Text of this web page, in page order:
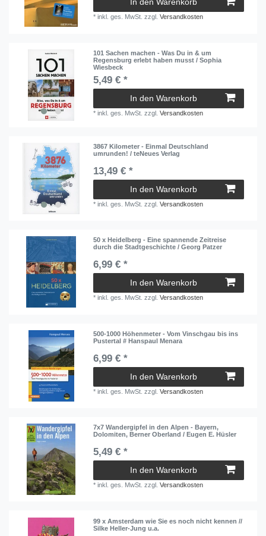
In den Warenkorb
*inkl. ges. MwSt. zzgl.Versandkosten
101 Sachen machen - Was Du in & um
Regensburg erlebt haben musst / Sophia
Wiesbeck
5,49 € *
In den Warenkorb
*inkl. ges. MwSt. zzgl.Versandkosten
3867 Kilometer - Einmal Deutschland
umrunden! / teNeues Verlag
13,49 € *
In den Warenkorb
*inkl. ges. MwSt. zzgl.Versandkosten
50 x Heidelberg - Eine spannende Zeitreise
durch die Stadtgeschichte / Georg Patzer
6,99 € *
In den Warenkorb
*inkl. ges. MwSt. zzgl.Versandkosten
500-1000 Höhenmeter - Vom Vinschgau bis ins
Pustertal # Hanspaul Menara
6,99 € *
In den Warenkorb
*inkl. ges. MwSt. zzgl.Versandkosten
7x7 Wandergipfel in den Alpen - Bayern,
Dolomiten, Berner Oberland / Eugen E. Hüsler
5,49 € *
In den Warenkorb
*inkl. ges. MwSt. zzgl.Versandkosten
99 x Amsterdam wie Sie es noch nicht kennen //
Silke Heller-Jung u.a.